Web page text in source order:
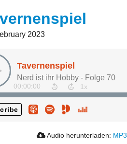
2023
Tavernenspiel
Nerd ist ihr Hobby - Folge 70
00:00:00
Audio herunterladen: MP3